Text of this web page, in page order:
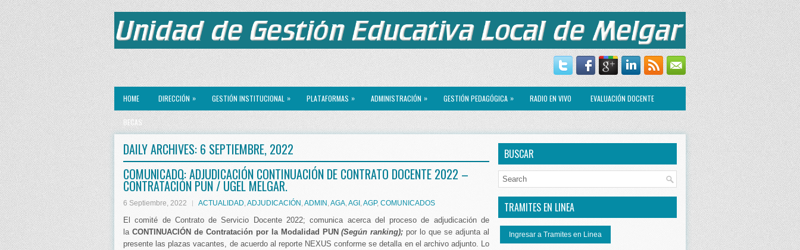
HOME DIRECCIÓN » GESTIÓN INSTITUCIONAL » PLATAFORMAS » ADMINISTRACIÓN » GESTIÓN PEDAGÓGICA » RADIO EN VIVO EVALUACIÓN DOCENTE
BECAS
DAILY ARCHIVES: 6 SEPTIEMBRE, 2022
COMUNICADO: ADJUDICACIÓN CONTINUACIÓN DE CONTRATO DOCENTE 2022 –
CONTRATACIÓN PUN / UGEL MELGAR.
6 Septiembre, 2022 ACTUALIDAD ADJUDICACIÓN ADMIN AGA AGI AGP, COMUNICADOS
El comité de Contrato de Servicio Docente 2022; comunica acerca del proceso de adjudicación de
la CONTINUACIÓN de Contratación por la Modalidad PUN(Según ranking); por lo que se adjunta al
presente las plazas vacantes, de acuerdo al reporte NEXUS conforme se detalla en el archivo adjunto. Lo
BUSCAR
TRAMITES EN LINEA
Ingresar a Tramites en Linea